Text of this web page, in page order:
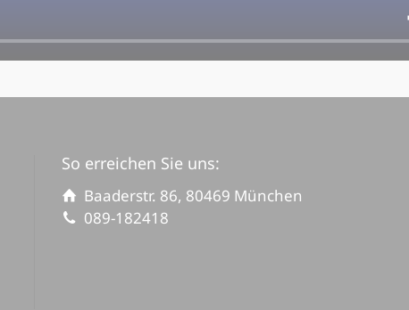
So erreichen Sie uns:
Baaderstr. 86, 80469 München
089-182418